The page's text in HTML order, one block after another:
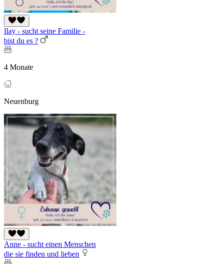
Ilay - sucht seine Familie -
bist du es ?
4 Monate
Neuenburg
Anne - sucht einen Menschen
die sie finden und lieben